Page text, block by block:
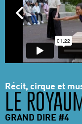
Récit, cirque et
LE
GRAND DIRE #4